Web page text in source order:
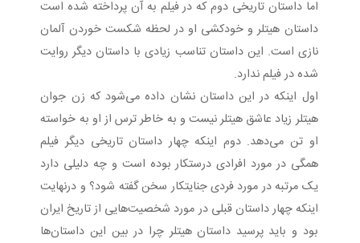
اما داستان تاریخی دوم که در فیلم به آن پرداخته شده است
داستان هیتلر و خودکشی او در لحظه شکست خوردن آلمان
نازی است. این داستان تناسب زیادی با داستان دیگر روایت
شده در فیلم ندارد.
اول اینکه در این داستان نشان داده می‌شود که زن جوان
هیتلر زیاد عاشق هیتلر نیست و به خاطر ترس از او به خواسته
او تن می‌دهد. دوم اینکه چهار داستان تاریخی دیگر فیلم
همگی در مورد افرادی درستکار بوده است و چه دلیلی دارد
یک مرتبه در مورد فردی جنایتکار سخن گفته شود؟ و درنهایت
اینکه چهار داستان قبلی در مورد شخصیت‌هایی از تاریخ ایران
بود و باید پرسید داستان هیتلر چرا در بین این داستان‌ها